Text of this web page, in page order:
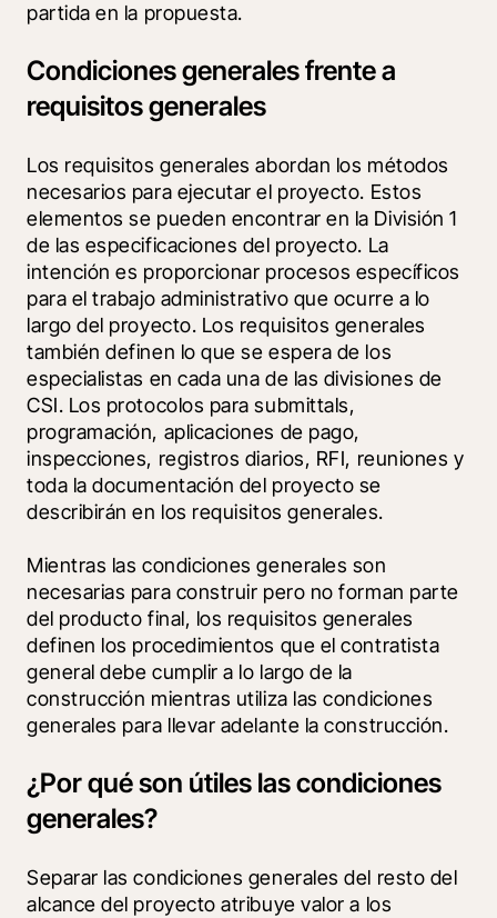
partida en la propuesta.
Condiciones generales frente a
requisitos generales
Los requisitos generales abordan los métodos
necesarios para ejecutar el proyecto. Estos
elementos se pueden encontrar en la División 1
de las especificaciones del proyecto. La
intención es proporcionar procesos específicos
para el trabajo administrativo que ocurre a lo
largo del proyecto. Los requisitos generales
también definen lo que se espera de los
especialistas en cada una de las divisiones de
CSI. Los protocolos para submittals,
programación, aplicaciones de pago,
inspecciones, registros diarios, RFI, reuniones y
toda la documentación del proyecto se
describirán en los requisitos generales.
Mientras las condiciones generales son
necesarias para construir pero no forman parte
del producto final, los requisitos generales
definen los procedimientos que el contratista
general debe cumplir a lo largo de la
construcción mientras utiliza las condiciones
generales para llevar adelante la construcción.
¿Por qué son útiles las condiciones
generales?
Separar las condiciones generales del resto del
alcance del proyecto atribuye valor a los